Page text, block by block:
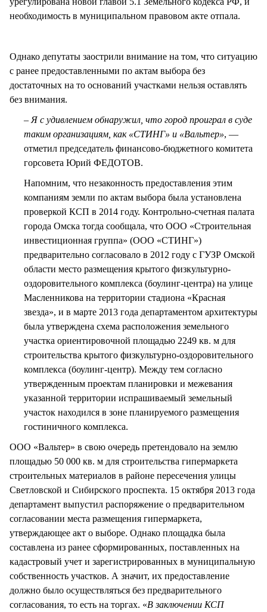
необходимость в муниципальном правовом акте отпала.
Однако депутаты заострили внимание на том, что ситуацию
с ранее предоставленными по актам выбора без
достаточных на то оснований участками нельзя оставлять
без внимания.
– Я с удивлением обнаружил, что город проиграл в суде
таким организациям, как «СТИНГ» и «Вальтер», —
отметил председатель финансово-бюджетного комитета
горсовета Юрий ФЕДОТОВ.
Напомним, что незаконность предоставления этим
компаниям земли по актам выбора была установлена
проверкой КСП в 2014 году. Контрольно-счетная палата
города Омска тогда сообщала, что ООО «Строительная
инвестиционная группа» (ООО «СТИНГ»)
предварительно согласовало в 2012 году с ГУЗР Омской
области место размещения крытого физкультурно-
оздоровительного комплекса (боулинг-центра) на улице
Масленникова на территории стадиона «Красная
звезда», и в марте 2013 года департаментом архитектуры
была утверждена схема расположения земельного
участка ориентировочной площадью 2249 кв. м для
строительства крытого физкультурно-оздоровительного
комплекса (боулинг-центр). Между тем согласно
утвержденным проектам планировки и межевания
указанной территории испрашиваемый земельный
участок находился в зоне планируемого размещения
гостиничного комплекса.
ООО «Вальтер» в свою очередь претендовало на землю
площадью 50 000 кв. м для строительства гипермаркета
строительных материалов в районе пересечения улицы
Светловской и Сибирского проспекта. 15 октября 2013 года
департамент выпустил распоряжение о предварительном
согласовании места размещения гипермаркета,
утверждающее акт о выборе. Однако площадка была
составлена из ранее сформированных, поставленных на
кадастровый учет и зарегистрированных в муниципальную
собственность участков. А значит, их предоставление
должно было осуществляться без предварительного
согласования, то есть на торгах. «В заключении КСП